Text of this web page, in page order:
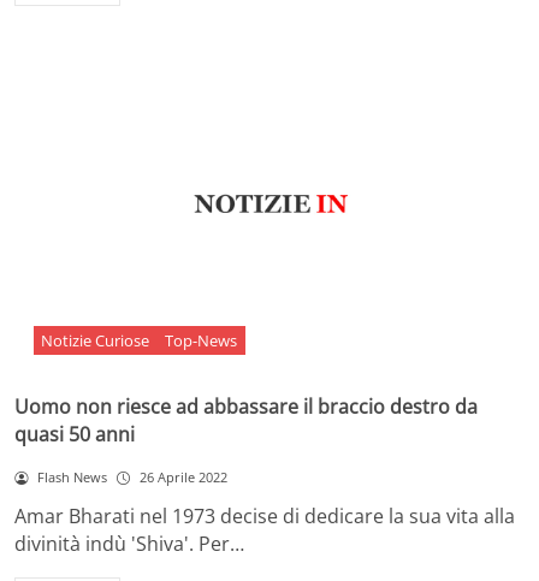
Notizie Curiose Top-News
Uomo non riesce ad abbassare il braccio destro da
quasi 50 anni
Flash News 26 Aprile 2022
Amar Bharati nel 1973 decise di dedicare la sua vita alla
divinità indù 'Shiva'. Per…